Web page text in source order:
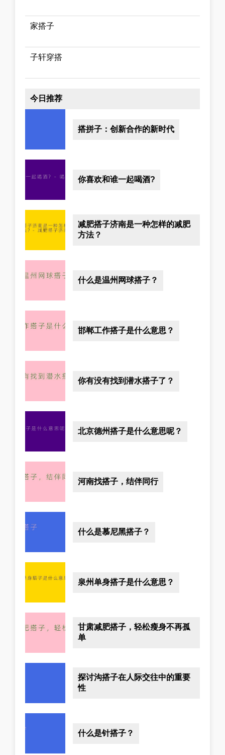
家搭子
子轩穿搭
今日推荐
搭拼子：创新合作的新时代
你喜欢和谁一起喝酒?
减肥搭子济南是一种怎样的减肥
方法？
什么是温州网球搭子？
邯郸工作搭子是什么意思？
你有没有找到潜水搭子了？
北京德州搭子是什么意思呢？
河南找搭子，结伴同行
什么是慕尼黑搭子？
泉州单身搭子是什么意思？
甘肃减肥搭子，轻松瘦身不再孤
单
探讨沟搭子在人际交往中的重要
性
什么是针搭子？